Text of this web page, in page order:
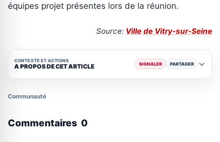
équipes projet présentes lors de la réunion.
Source: Ville de Vitry-sur-Seine
CONTEXTE ET ACTIONS
A PROPOS DE CET ARTICLE SIGNALER PARTAGER
Communauté
Commentaires 0